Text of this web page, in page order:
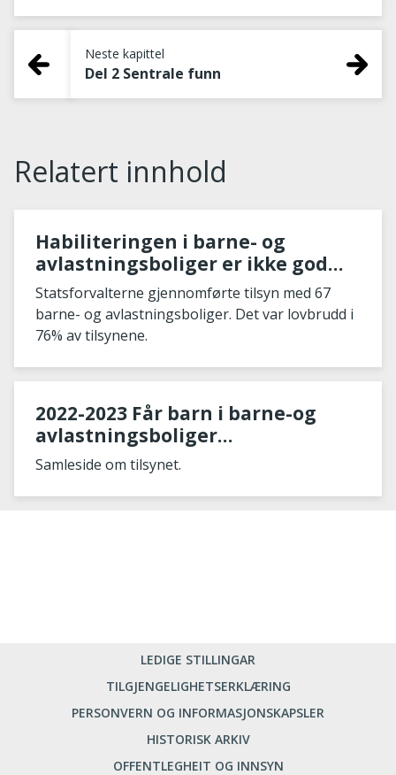
Neste kapittel
Del 2 Sentrale funn
Relatert innhold
Habiliteringen i barne- og
avlastningsboliger er ikke god
nok
Statsforvalterne gjennomførte tilsyn med 67
barne- og avlastningsboliger. Det var lovbrudd i
76% av tilsynene.
2022-2023 Får barn i barne-og
avlastningsboliger
habilitering/opplæring i samsvar
med sine behov?
Samleside om tilsynet.
LEDIGE STILLINGAR
TILGJENGELIGHETSERKLÆRING
PERSONVERN OG INFORMASJONSKAPSLER
HISTORISK ARKIV
OFFENTLEGHEIT OG INNSYN